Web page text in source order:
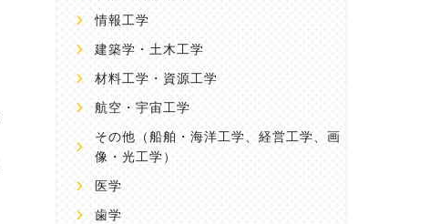
情報工学
建築学・土木工学
材料工学・資源工学
航空・宇宙工学
その他 （船舶・海洋工学、経営工学、画
像・光工学）
医学
歯学